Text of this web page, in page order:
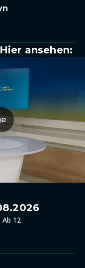
ansehen:
Ab 12